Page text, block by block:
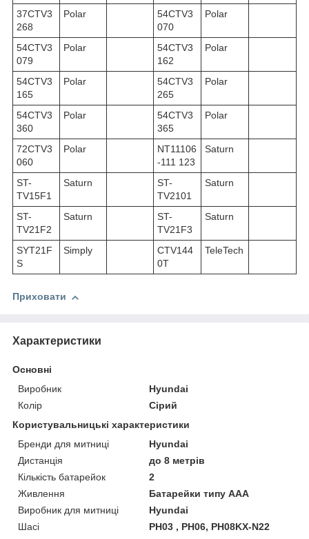
37CTV3
268
Polar
54CTV3
070
Polar
54CTV3
079
Polar
54CTV3
162
Polar
54CTV3
165
Polar
54CTV3
265
Polar
54CTV3
360
Polar
54CTV3
365
Polar
72CTV3
060
Polar
NT11106
-111 123
Saturn
ST-
TV15F1
Saturn
ST-
TV2101
Saturn
ST-
TV21F2
Saturn
ST-
TV21F3
Saturn
SYT21F
S
Simply
CTV144
0T
TeleTech
Приховати
Характеристики
Основні
Виробник
Hyundai
Колір
Сірий
Користувальницькі характеристики
Бренди для митниці
Hyundai
Дистанція
до 8 метрів
Кількість батарейок
2
Живлення
Батарейки типу AAA
Виробник для митниці
Hyundai
Шасі
PH03 , PH06, PH08KX-N22